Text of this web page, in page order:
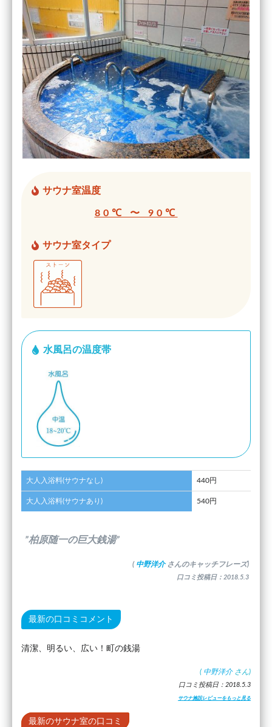
サウナ室温度
80℃ 〜 90℃
サウナ室タイプ
水風呂の温度帯
大人入浴料(サウナなし) 440円
大人入浴料(サウナあり) 540円
”柏原随一の巨大銭湯”
( 中野洋介 さんのキャッチフレーズ)
口コミ投稿日：2018.5.3
最新の口コミコメント
清潔、明るい、広い！町の銭湯
( 中野洋介 さん)
口コミ投稿日：2018.5.3
サウナ施設レビューをもっと見る
最新のサウナ室の口コミ